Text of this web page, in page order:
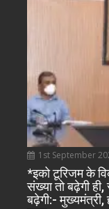
1st September
*इको टूरिजम के
संख्या तो बढ़ेगी
बढ़ेगी:-